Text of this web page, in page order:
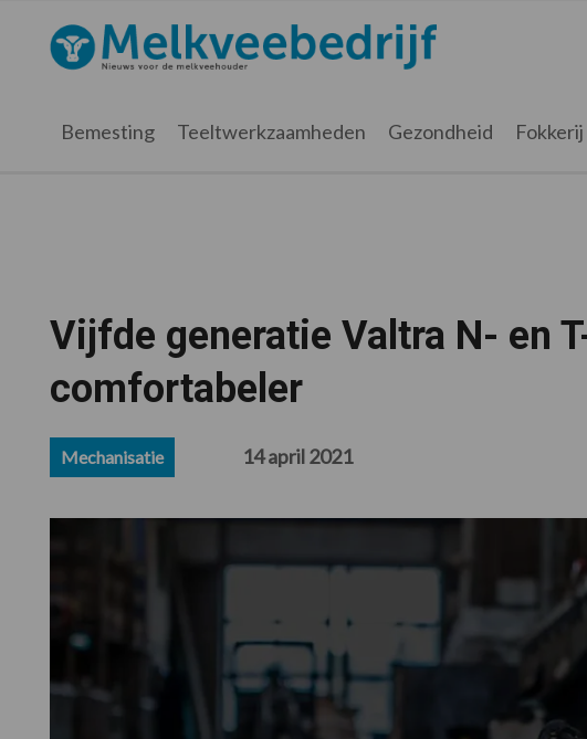
hoofdnavigatie
hoofd
eerste
voettekst
Melkveebedrijf.nl
Bemesting Teeltwerkzaamheden Gezondheid Fokkerij
Vijfde generatie Valtra N- en
comfortabeler
Mechanisatie 14 april 2021